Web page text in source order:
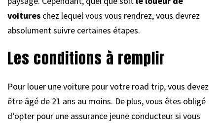
voitures chez lequel vous vous rendrez, vous devrez
absolument suivre certaines étapes.
Les conditions à remplir
Pour louer une voiture pour votre road trip, vous devez
être âgé de 21 ans au moins. De plus, vous êtes obligé
d’opter pour une assurance jeune conducteur si vous